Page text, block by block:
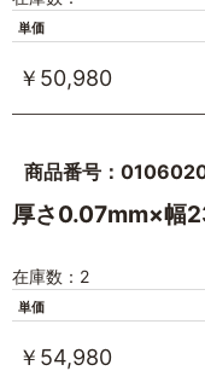
単価
￥50,980
商品番号：
厚さ0.07mm×幅
在庫数：2
単価
￥54,980